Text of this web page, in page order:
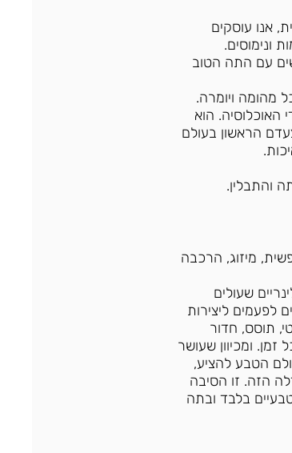
אנו עוסקים
ונימוסים.
עם התה הטוב
מהומה ויומרה.
האוכלוסיה. הוא
הראשון בעולם
והתבלין.
מיזוג, הרכבה
שעולים
לפעמים ליצירות
תוסס, חדור
ומכיוון שעושר
הטבע להציע,
הזה. זו הסיבה
בלבד ובתה